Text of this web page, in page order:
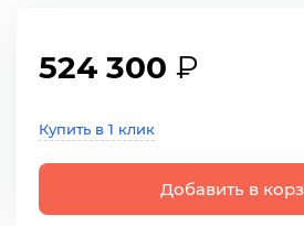
524 300 ₽
Купить в 1 клик
Добавить в